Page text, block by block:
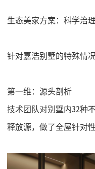
生态美家方案：科学治
针对嘉浩别墅的特殊情
第一维：源头剖析
技术团队对别墅内32种
释放源，做了全屋针对